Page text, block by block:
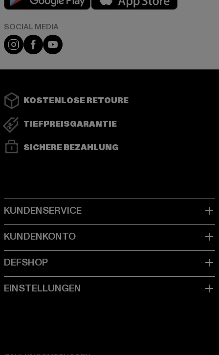
Instagram
FacebookYouTube
KOSTENLOSE RETOURE
TIEFPREISGARANTIE
SICHERE BEZAHLUNG